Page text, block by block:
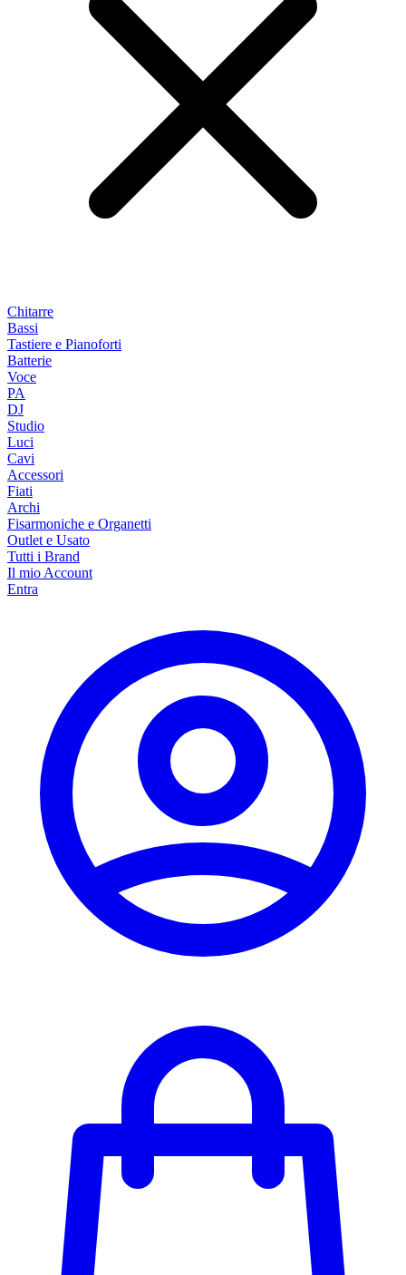
Chitarre
Bassi
Tastiere e Pianoforti
Batterie
Voce
PA
DJ
Studio
Luci
Cavi
Accessori
Fiati
Archi
Fisarmoniche e Organetti
Outlet e Usato
Tutti i Brand
Il mio Account
Entra